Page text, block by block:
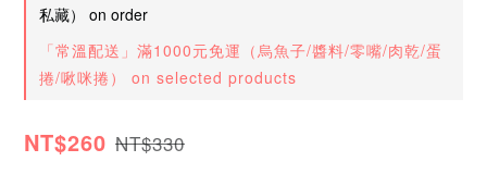
私藏） on order
「常溫配送」滿1000元免運（烏魚子/醬料/零嘴/肉乾/蛋
捲/啾咪捲） on selected products
NT$260 NT$330